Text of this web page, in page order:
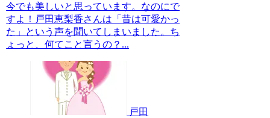
今でも美しいと思っています。なのにで
すよ！戸田恵梨香さんは「昔は可愛かっ
た」という声を聞いてしまいました。ち
ょっと、何てこと言うの？...
戸田